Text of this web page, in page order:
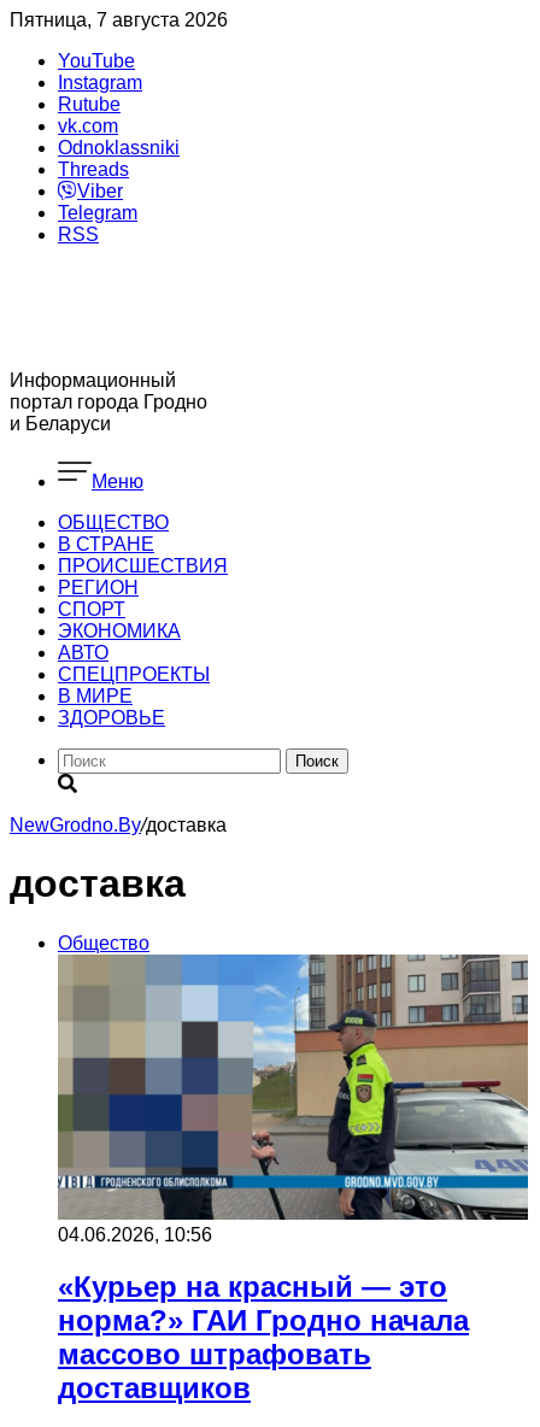
Пятница, 7 августа 2026
YouTube
Instagram
Rutube
vk.com
Odnoklassniki
Threads
Viber
Telegram
RSS
Информационный
портал города Гродно
и Беларуси
Меню
ОБЩЕСТВО
В СТРАНЕ
ПРОИСШЕСТВИЯ
РЕГИОН
CПОРТ
ЭКОНОМИКА
АВТО
СПЕЦПРОЕКТЫ
В МИРЕ
ЗДОРОВЬЕ
Поиск
NewGrodno.By/доставка
доставка
Общество
04.06.2026, 10:56
«Курьер на красный — это
норма?» ГАИ Гродно начала
массово штрафовать
доставщиков